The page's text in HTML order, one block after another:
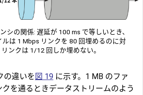
シの関係: 遅延が 100 ms で等しいとき、
ルは 1 Mbps リンクを 80 回埋めるのに対
リンクは 1/12 回しか埋めない。
の違いを 図 19 に示す。1 MB のファ
を通るときデータストリームのよう